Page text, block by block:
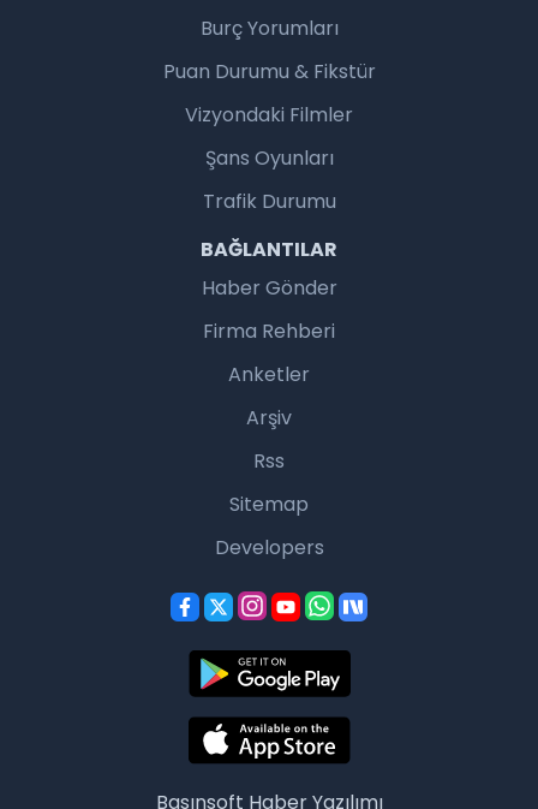
Burç Yorumları
Puan Durumu & Fikstür
Vizyondaki Filmler
Şans Oyunları
Trafik Durumu
BAĞLANTILAR
Haber Gönder
Firma Rehberi
Anketler
Arşiv
Rss
Sitemap
Developers
Basınsoft Haber Yazılımı